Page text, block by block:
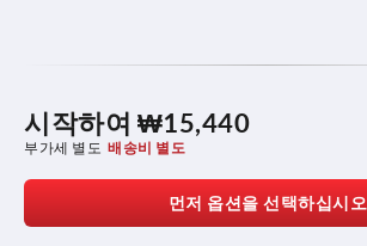
시작하여 ₩15,440
부가세 별도 배송비 별도
먼저 옵션을 선택하십시오